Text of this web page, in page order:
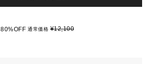
80%OFF 通常価格¥12,100